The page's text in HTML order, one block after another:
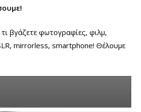
τι βγάζετε φωτογραφίες, φιλμ,
mirrorless, smartphone! Θέλουμε